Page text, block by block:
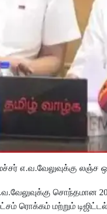
எ.வ.வேலுவுக்கு லஞ்ச
சொந்தமான
ரொக்கம் மற்றும்